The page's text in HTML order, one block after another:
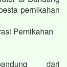
pernikahan
Pernikahan
dari